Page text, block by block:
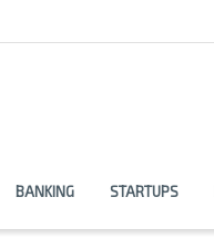
BANKING STARTUPS